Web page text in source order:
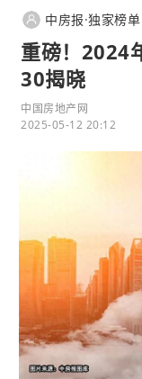
中房报·独家榜单
重磅！2024
30揭晓
中国房地产网
2025-05-12 20:12